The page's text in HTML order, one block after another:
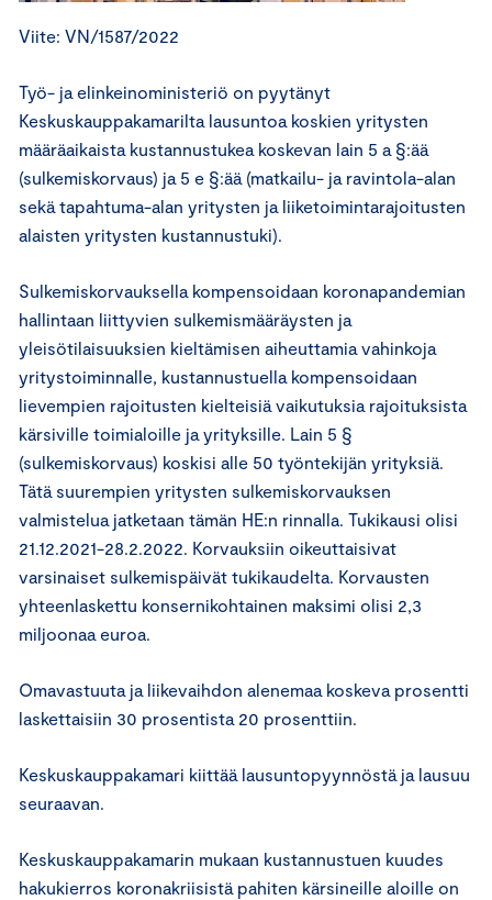
Viite: VN/1587/2022
Työ- ja elinkeinoministeriö on pyytänyt
Keskuskauppakamarilta lausuntoa koskien yritysten
määräaikaista kustannustukea koskevan lain 5 a §:ää
(sulkemiskorvaus) ja 5 e §:ää (matkailu- ja ravintola-alan
sekä tapahtuma-alan yritysten ja liiketoimintarajoitusten
alaisten yritysten kustannustuki).
Sulkemiskorvauksella kompensoidaan koronapandemian
hallintaan liittyvien sulkemismääräysten ja
yleisötilaisuuksien kieltämisen aiheuttamia vahinkoja
yritystoiminnalle, kustannustuella kompensoidaan
lievempien rajoitusten kielteisiä vaikutuksia rajoituksista
kärsiville toimialoille ja yrityksille. Lain 5 §
(sulkemiskorvaus) koskisi alle 50 työntekijän yrityksiä.
Tätä suurempien yritysten sulkemiskorvauksen
valmistelua jatketaan tämän HE:n rinnalla. Tukikausi olisi
21.12.2021-28.2.2022. Korvauksiin oikeuttaisivat
varsinaiset sulkemispäivät tukikaudelta. Korvausten
yhteenlaskettu konsernikohtainen maksimi olisi 2,3
miljoonaa euroa.
Omavastuuta ja liikevaihdon alenemaa koskeva prosentti
laskettaisiin 30 prosentista 20 prosenttiin.
Keskuskauppakamari kiittää lausuntopyynnöstä ja lausuu
seuraavan.
Keskuskauppakamarin mukaan kustannustuen kuudes
hakukierros koronakriisistä pahiten kärsineille aloille on